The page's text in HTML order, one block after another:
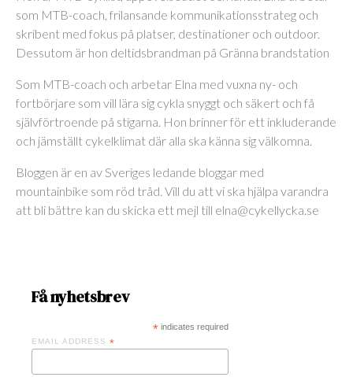
som MTB-coach, frilansande kommunikationsstrateg och
skribent med fokus på platser, destinationer och outdoor.
Dessutom är hon deltidsbrandman på Gränna brandstation
Som MTB-coach och arbetar Elna med vuxna ny- och
fortbörjare som vill lära sig cykla snyggt och säkert och få
självförtroende på stigarna. Hon brinner för ett inkluderande
och jämställt cykelklimat där alla ska känna sig välkomna.
Bloggen är en av Sveriges ledande bloggar med
mountainbike som röd tråd. Vill du att vi ska hjälpa varandra
att bli bättre kan du skicka ett mejl till elna@cykellycka.se
Få nyhetsbrev
*indicates required
EMAIL ADDRESS *